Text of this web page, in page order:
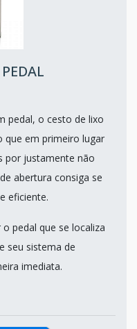
pedal, o cesto de lixo
que em primeiro lugar
por justamente não
abertura consiga se
eficiente.
pedal que se localiza
seu sistema de
imediata.